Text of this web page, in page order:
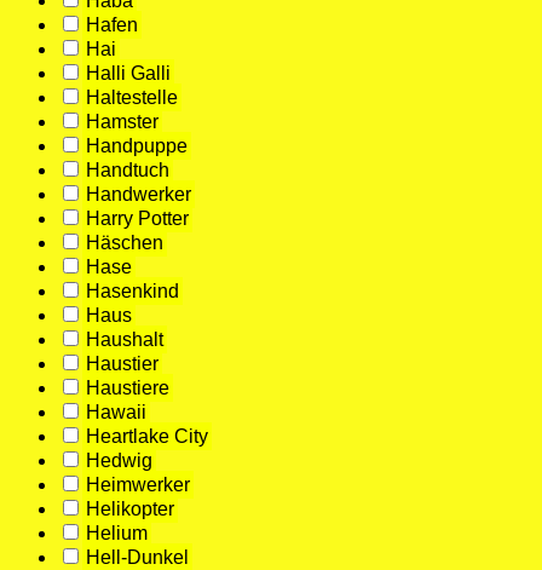
Hafen
Hai
Halli Galli
Haltestelle
Hamster
Handpuppe
Handtuch
Handwerker
Harry Potter
Häschen
Hase
Hasenkind
Haus
Haushalt
Haustier
Haustiere
Hawaii
Heartlake City
Hedwig
Heimwerker
Helikopter
Helium
Hell-Dunkel